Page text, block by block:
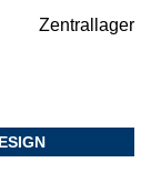
Zentrallager